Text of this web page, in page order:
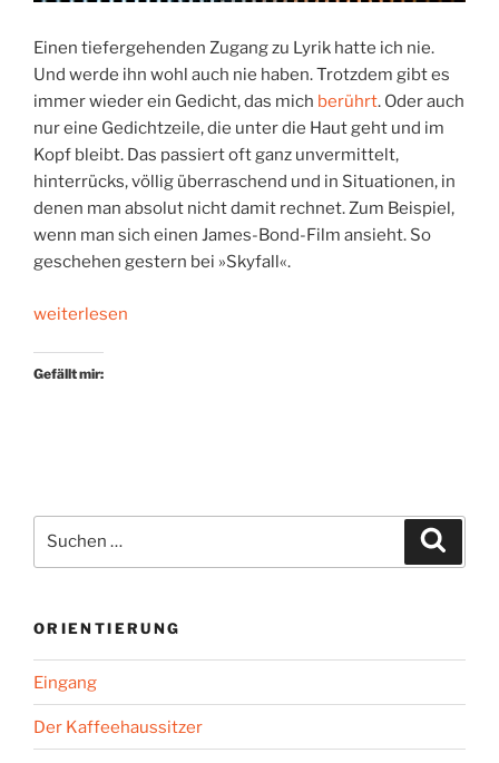
Einen tiefergehenden Zugang zu Lyrik hatte ich nie.
Und werde ihn wohl auch nie haben. Trotzdem gibt es
immer wieder ein Gedicht, das mich berührt. Oder auch
nur eine Gedichtzeile, die unter die Haut geht und im
Kopf bleibt. Das passiert oft ganz unvermittelt,
hinterrücks, völlig überraschend und in Situationen, in
denen man absolut nicht damit rechnet. Zum Beispiel,
wenn man sich einen James-Bond-Film ansieht. So
geschehen gestern bei »Skyfall«.
„Lyrik
dem
weiterlesen
Gefällt mir:
nach:
ORIENTIERUNG
Eingang
Der Kaffeehaussitzer